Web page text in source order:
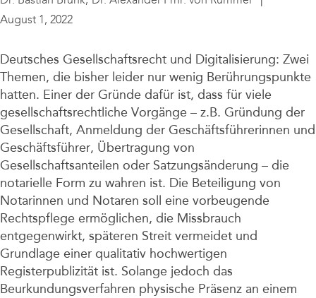
August 1, 2022
Deutsches Gesellschaftsrecht und Digitalisierung: Zwei
Themen, die bisher leider nur wenig Berührungspunkte
hatten. Einer der Gründe dafür ist, dass für viele
gesellschaftsrechtliche Vorgänge – z.B. Gründung der
Gesellschaft, Anmeldung der Geschäftsführerinnen und
Geschäftsführer, Übertragung von
Gesellschaftsanteilen oder Satzungsänderung – die
notarielle Form zu wahren ist. Die Beteiligung von
Notarinnen und Notaren soll eine vorbeugende
Rechtspflege ermöglichen, die Missbrauch
entgegenwirkt, späteren Streit vermeidet und
Grundlage einer qualitativ hochwertigen
Registerpublizität ist. Solange jedoch das
Beurkundungsverfahren physische Präsenz an einem